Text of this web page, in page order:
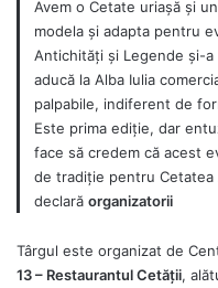
Avem o Cetate uriașă și
modela și adapta pentru
Antichități și Legende și-
aducă la Alba Iulia
palpabile, indiferent de
Este prima ediție, dar
face să credem că acest
de tradiție pentru Cetatea
declarăorganizatorii
Târgul este organizat de
13 – Restaurantul Cetății,